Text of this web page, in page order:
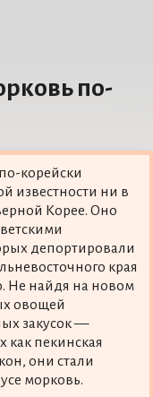
по-
корейски
известности ни в
Корее. Оно
депортировали
края
Не найдя на новом
овощей
закусок —
как пекинская
они стали
морковь.